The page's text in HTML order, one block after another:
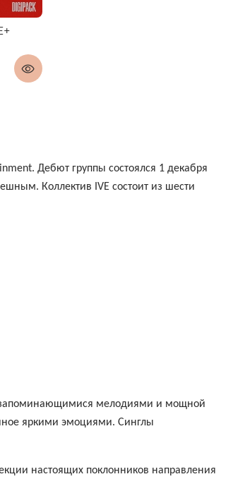
Дебют группы состоялся 1 декабря
Коллектив IVE состоит из шести
запоминающимися мелодиями и мощной
яркими эмоциями. Синглы
настоящих поклонников направления